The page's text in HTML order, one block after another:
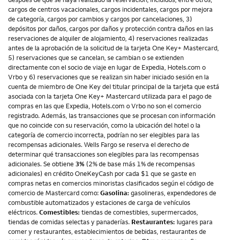
cargos de centros vacacionales, cargos incidentales, cargos por mejora
de categoría, cargos por cambios y cargos por cancelaciones, 3)
depósitos por daños, cargos por daños y protección contra daños en las
reservaciones de alquiler de alojamiento, 4) reservaciones realizadas
antes de la aprobación de la solicitud de la tarjeta One Key+ Mastercard,
5) reservaciones que se cancelan, se cambian o se extienden
directamente con el socio de viaje en lugar de Expedia, Hotels.com o
Vrbo y 6) reservaciones que se realizan sin haber iniciado sesión en la
cuenta de miembro de One Key del titular principal de la tarjeta que está
asociada con la tarjeta One Key+ Mastercard utilizada para el pago de
compras en las que Expedia, Hotels.com o Vrbo no son el comercio
registrado. Además, las transacciones que se procesan con información
que no coincide con su reservación, como la ubicación del hotel o la
categoría de comercio incorrecta, podrían no ser elegibles para las
recompensas adicionales. Wells Fargo se reserva el derecho de
determinar qué transacciones son elegibles para las recompensas
adicionales. Se obtiene 3% (2% de base más 1% de recompensas
adicionales) en crédito OneKeyCash por cada $1 que se gaste en
compras netas en comercios minoristas clasificados según el código de
comercio de Mastercard como: Gasolina: gasolineras, expendedores de
combustible automatizados y estaciones de carga de vehículos
eléctricos. Comestibles: tiendas de comestibles, supermercados,
tiendas de comidas selectas y panaderías. Restaurantes: lugares para
comer y restaurantes, establecimientos de bebidas, restaurantes de